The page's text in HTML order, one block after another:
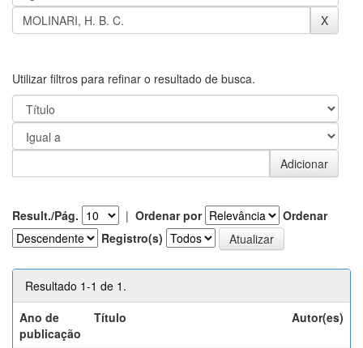
Utilizar filtros para refinar o resultado de busca.
Result./Pág. | Ordenar por
Ordenar
Registro(s)
Resultado 1-1 de 1.
Ano de
publicação
Título Autor(es)